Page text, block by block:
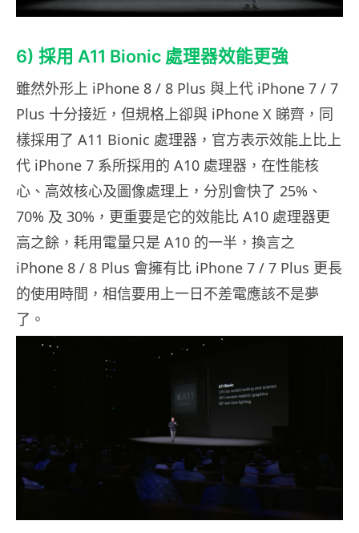
6) 採用 A11 Bionic 處理器效能更強
雖然外形上 iPhone 8 / 8 Plus 與上代 iPhone 7 / 7
Plus 十分接近，但規格上卻與 iPhone X 睇齊，同
樣採用了 A11 Bionic 處理器，官方表示效能上比上
代 iPhone 7 系所採用的 A10 處理器，在性能核
心、高效核心及圖像處理上，分別會快了 25%、
70% 及 30%，更重要是它的效能比 A10 處理器更
高之餘，耗用電量只是 A10 的一半，換言之
iPhone 8 / 8 Plus 會擁有比 iPhone 7 / 7 Plus 更長
的使用時間，相信要用上一日不差電應該不是夢
了。